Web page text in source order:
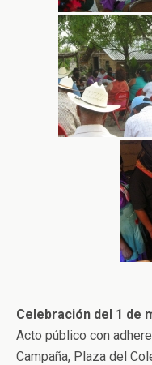
Celebración del 1 de
Acto público con
Campaña, Plaza del